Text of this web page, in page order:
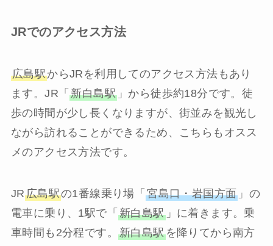
JRでのアクセス方法
広島駅からJRを利用してのアクセス方法もあり
ます。JR「新白島駅」から徒歩約18分です。徒
歩の時間が少し長くなりますが、街並みを観光し
ながら訪れることができるため、こちらもオスス
メのアクセス方法です。
JR広島駅の1番線乗り場「宮島口・岩国方面 」の
電車に乗り、1駅で「 新白島駅」に着きます。乗
車時間も2分程です。 新白島駅を降りてから南方